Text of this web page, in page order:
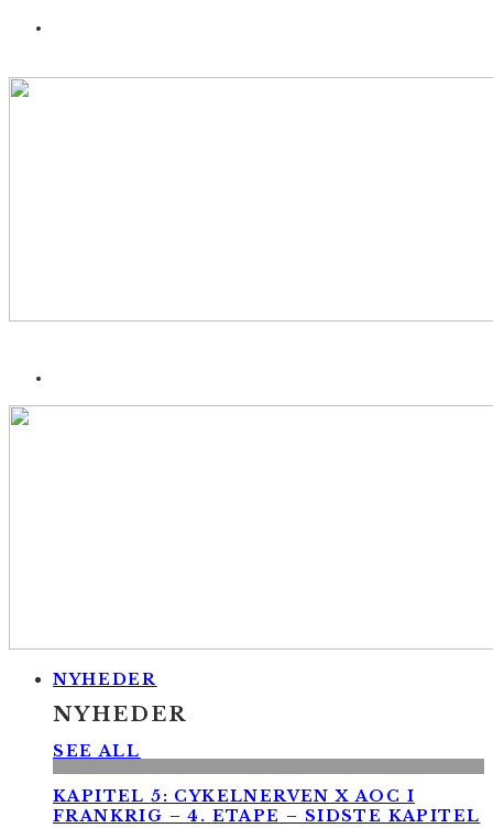
NYHEDER
NYHEDER
SEE ALL
KAPITEL 5: CYKELNERVEN X AOC I
FRANKRIG – 4. ETAPE – SIDSTE KAPITEL